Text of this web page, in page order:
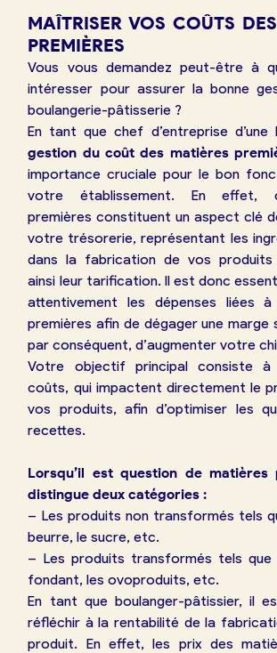
MAÎTRISER VOS COÛTS
PREMIÈRES
Vous vous demandez peut-être à
intéresser pour assurer la bonne
boulangerie-pâtisserie ?
En tant que chef d’entreprise d’une
gestion du coût des matières
importance cruciale pour le bon
votre établissement. En effet,
premières constituent un aspect clé
votre trésorerie, représentant les
dans la fabrication de vos produits
ainsi leur tarification. Il est donc
attentivement les dépenses liées
premières afin de dégager une marge
par conséquent, d’augmenter votre
Votre objectif principal consiste à
coûts, qui impactent directement le
vos produits, afin d’optimiser les
recettes.
Lorsqu’il est question de matières
distingue deux catégories :
– Les produits non transformés tels
beurre, le sucre, etc.
– Les produits transformés tels que
fondant, les ovoproduits, etc.
En tant que boulanger-pâtissier, il
réfléchir à la rentabilité de la
produit. En effet, les prix des